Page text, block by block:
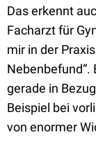
Das erkennt
Facharzt für
mir in der
Nebenbefund“.
gerade in
Beispiel bei
von enormer